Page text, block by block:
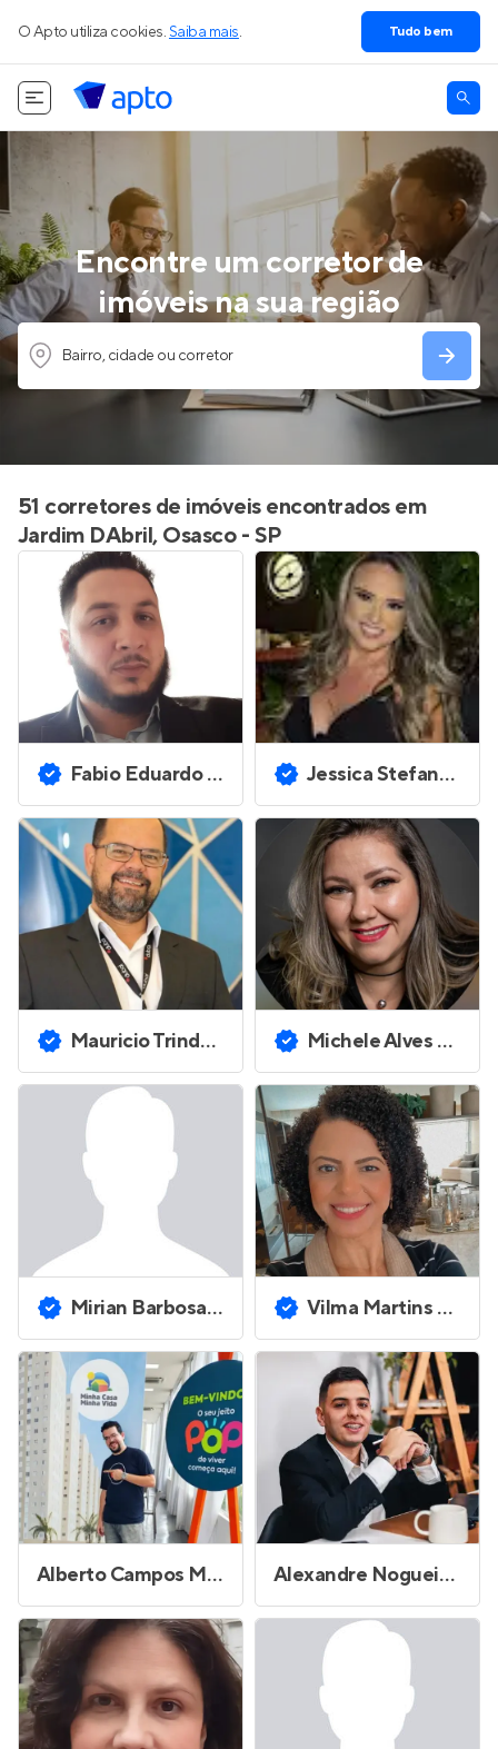
O Apto utiliza cookies. Saiba mais. Tudo bem
Encontre um corretor de
imóveis na sua região
Bairro, cidade ou corretor
51 corretores de imóveis encontrados em
Jardim DAbril, Osasco - SP
Fabio Eduardo Luz Jessica Stefany da Silva Abreu
Mauricio Trindade Filho Michele Alves Monteiro
Mirian Barbosa da Silva Vilma Martins de Souza
Alberto Campos Moraes Alexandre Nogueira Donatangelo